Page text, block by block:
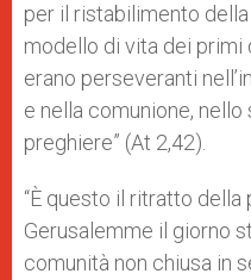
per il ristabilimento
modello di vita dei primi
erano perseveranti
e nella comunione,
preghiere” (At 2,42).
“È questo il ritratto della
Gerusalemme il giorno
comunità non chiusa in